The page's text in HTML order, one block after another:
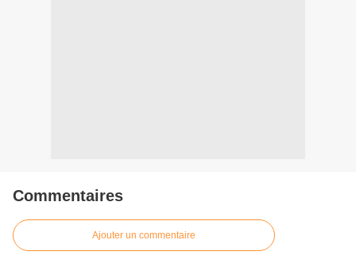
Commentaires
Ajouter un commentaire